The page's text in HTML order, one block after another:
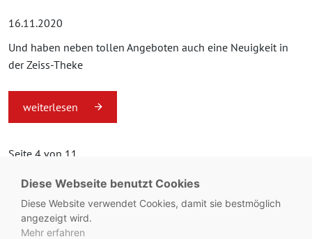
16.11.2020
Und haben neben tollen Angeboten auch eine Neuigkeit in
der Zeiss-Theke
weiterlesen
Seite 4 von 11.
Diese Webseite benutzt Cookies
Diese Website verwendet Cookies, damit sie bestmöglich
angezeigt wird.
Mehr erfahren